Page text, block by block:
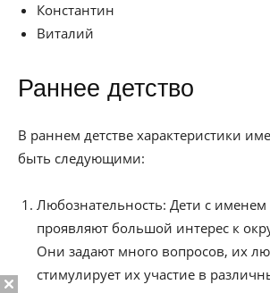
Константин
Виталий
Раннее детство
В раннем детстве характеристики
быть следующими:
Любознательность: Дети с
проявляют большой интерес к
Они задают много вопросов, их
стимулирует их участие в